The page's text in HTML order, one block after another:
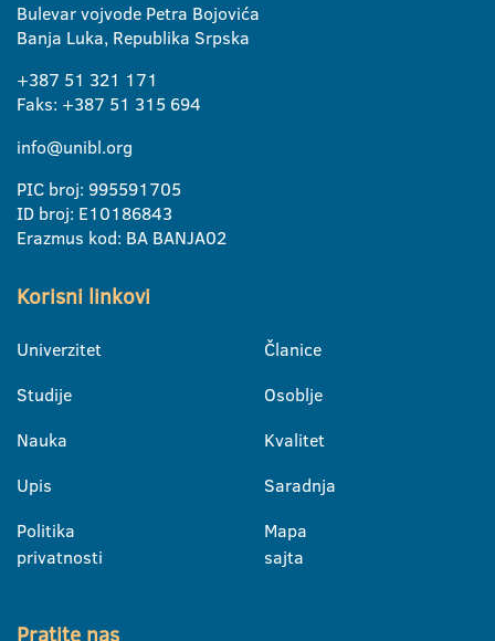
Bulevar vojvode Petra Bojovića
Banja Luka, Republika Srpska
+387 51 321 171
Faks: +387 51 315 694
info@unibl.org
PIC broj: 995591705
ID broj: E10186843
Erazmus kod: BA BANJA02
Korisni linkovi
Univerzitet
Studije
Nauka
Upis
Politika
privatnosti
Članice
Osoblje
Kvalitet
Saradnja
Mapa
sajta